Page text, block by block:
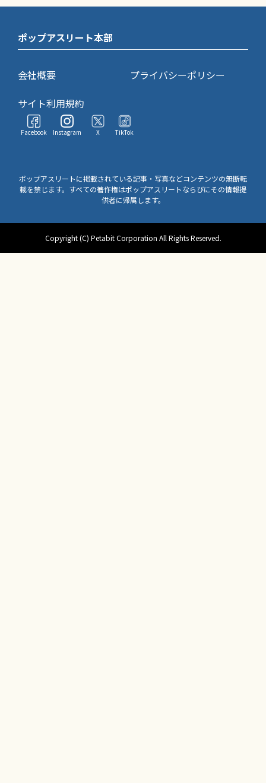
ポップアスリート本部
会社概要
プライバシーポリシー
サイト利用規約
Facebook Instagram X TikTok
ポップアスリートに掲載されている記事・写真などコンテンツの無断転
載を禁じます。すべての著作権はポップアスリートならびにその情報提
供者に帰属します。
Copyright (C) Petabit Corporation All Rights Reserved.